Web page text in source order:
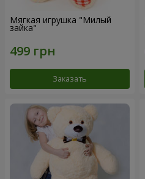
Мягкая игрушка "Милый
зайка"
Заказать